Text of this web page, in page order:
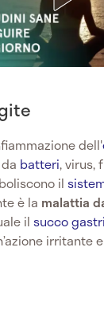
dell'
batteri, virus,
il
è la malattia
il succo
irritante